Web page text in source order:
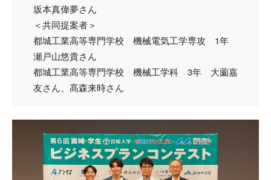
坂本真偉夢さん
＜共同提案者＞
都城工業高等専門学校 機械電気工学専攻 1年
瀬戸山悠貴さん
都城工業高等専門学校 機械工学科 3年 大薗嘉
友さん、髙森来時さん